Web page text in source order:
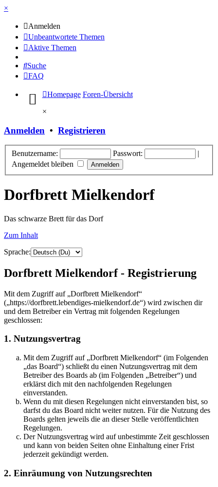
×
Anmelden
Unbeantwortete Themen
Aktive Themen
Suche
FAQ
Homepage Foren-Übersicht
×
Anmelden • Registrieren
Benutzername: Passwort:
|
Angemeldet bleiben
Dorfbrett Mielkendorf
Das schwarze Brett für das Dorf
Zum Inhalt
Sprache:
Dorfbrett Mielkendorf - Registrierung
Mit dem Zugriff auf „Dorfbrett Mielkendorf“
(„https://dorfbrett.lebendiges-mielkendorf.de“) wird zwischen dir
und dem Betreiber ein Vertrag mit folgenden Regelungen
geschlossen:
1. Nutzungsvertrag
Mit dem Zugriff auf „Dorfbrett Mielkendorf“ (im Folgenden
„das Board“) schließt du einen Nutzungsvertrag mit dem
Betreiber des Boards ab (im Folgenden „Betreiber“) und
erklärst dich mit den nachfolgenden Regelungen
einverstanden.
Wenn du mit diesen Regelungen nicht einverstanden bist, so
darfst du das Board nicht weiter nutzen. Für die Nutzung des
Boards gelten jeweils die an dieser Stelle veröffentlichten
Regelungen.
Der Nutzungsvertrag wird auf unbestimmte Zeit geschlossen
und kann von beiden Seiten ohne Einhaltung einer Frist
jederzeit gekündigt werden.
2. Einräumung von Nutzungsrechten